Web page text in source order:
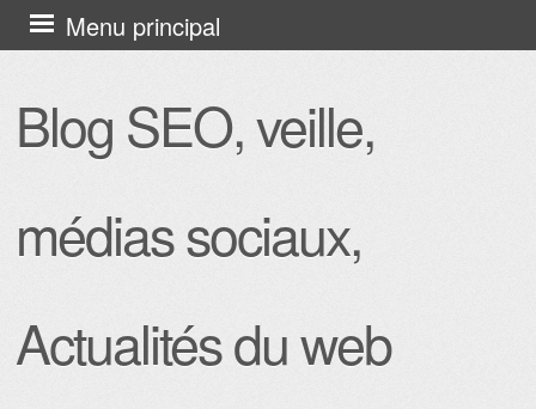
Blog SEO, veille,
médias sociaux,
Actualités du web
Menu principal
Aller
au
principal